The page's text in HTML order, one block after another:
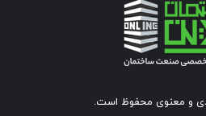
و معنوی محفوظ است.